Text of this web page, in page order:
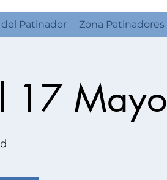
Patinador Zona Patinadores
17 Mayo